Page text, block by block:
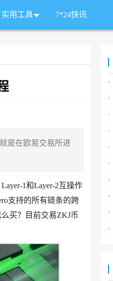
实用工具 7*24快讯
是在欧易交易所进
1和Layer-2互操作
支持的所有链条的跨
买？目前交易ZKJ币